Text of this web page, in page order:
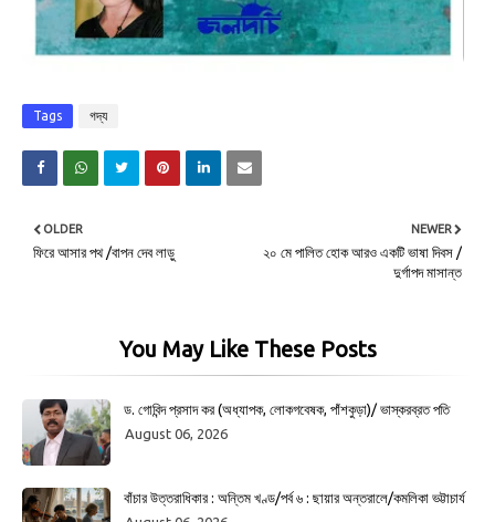
Tags গদ্য
NEWER
২০ মে পালিত হোক আর‌ও একটি ভাষা দিবস /
দুর্গাপদ মাসান্ত
OLDER
ফিরে আসার পথ /বাপন দেব লাড়ু
You May Like These Posts
ড. গোবিন্দ প্রসাদ কর (অধ্যাপক, লোকগবেষক, পাঁশকুড়া)/ ভাস্করব্রত পতি
August 06, 2026
বাঁচার উত্তরাধিকার : অন্তিম খণ্ড/পর্ব ৬ : ছায়ার অন্তরালে/কমলিকা ভট্টাচার্য